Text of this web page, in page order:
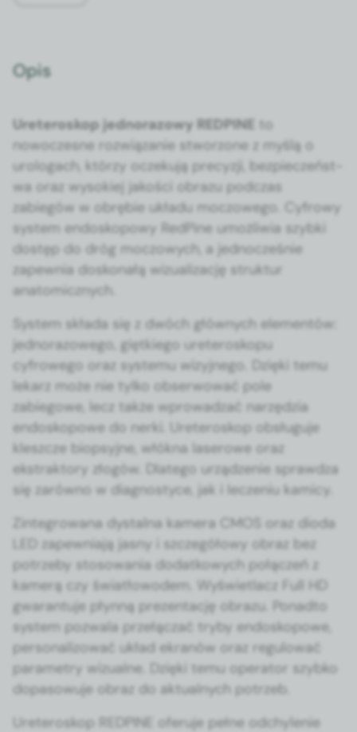
Opis
Ureteroskop jed­no­ra­zowy REDPINE to
nowoczesne rozwiązanie stwor­zone z myślą o
urolo­gach, którzy oczeku­ją pre­cyzji, bez­pieczeńst­
wa oraz wysok­iej jakoś­ci obrazu pod­czas
zabiegów w obrę­bie układu moc­zowego. Cyfrowy
sys­tem endoskopowy Red­Pine umożli­wia szy­b­ki
dostęp do dróg moc­zowych, a jed­nocześnie
zapew­nia doskon­ałą wiz­ual­iza­cję struk­tur
anatomicznych.
Sys­tem skła­da się z dwóch głównych ele­men­tów:
jed­no­ra­zowego, giętkiego ureteroskopu
cyfrowego oraz sys­te­mu wiz­yjnego. Dzię­ki temu
lekarz może nie tylko obser­wować pole
zabiegowe, lecz także wprowadzać narzędzia
endoskopowe do ner­ki. Ureteroskop obsługu­je
kleszcze biop­syjne, włók­na laserowe oraz
ekstrak­to­ry złogów. Dlat­ego urządze­nie sprawdza
się zarówno w diag­nos­tyce, jak i lecze­niu kam­i­cy.
Zin­te­growana dys­tal­na kam­era CMOS oraz dio­da
LED zapew­ni­a­ją jas­ny i szczegółowy obraz bez
potrze­by stosowa­nia dodatkowych połączeń z
kamerą czy światłowo­dem. Wyświ­et­lacz Full HD
gwaran­tu­je płyn­ną prezen­tację obrazu. Pon­ad­to
sys­tem pozwala przełączać try­by endoskopowe,
per­son­al­i­zować układ ekranów oraz reg­u­lować
para­me­try wiz­ualne. Dzię­ki temu oper­a­tor szy­bko
dopa­sowu­je obraz do aktu­al­nych potrzeb.
Ureteroskop REDPINE ofer­u­je pełne odchyle­nie